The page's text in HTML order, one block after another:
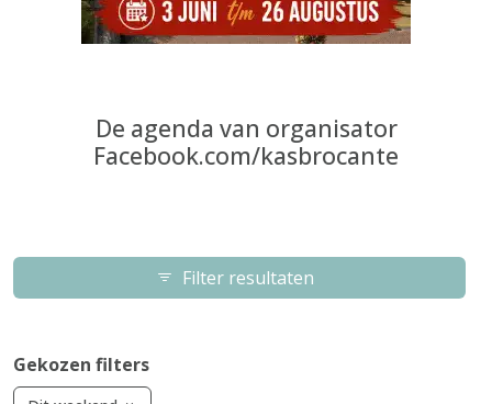
De agenda van organisator
Facebook.com/kasbrocante
Filter resultaten
Gekozen filters